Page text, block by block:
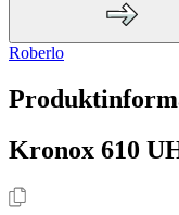
Roberlo
Kronox 610